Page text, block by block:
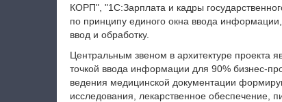
КОРП", "1С:Зарплата и кадры
по принципу единого окна ввода
ввод и обработку.
Центральным звеном в архитектуре проекта
точкой ввода информации для 90% бизнес-
ведения медицинской документации
исследования, лекарственное обеспечение,